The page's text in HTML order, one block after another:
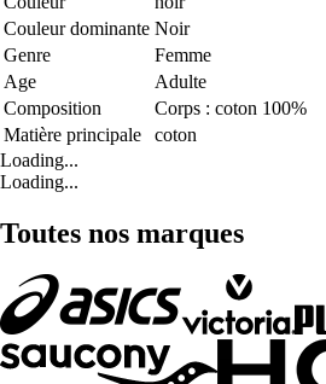
Couleur dominante Noir
Genre
Femme
Age
Adulte
Composition
Corps : coton 100%
Matière principale
coton
Loading...
Loading...
Toutes nos marques